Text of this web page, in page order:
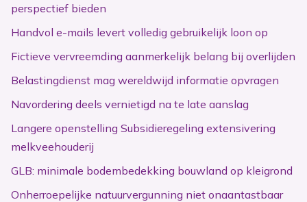
perspectief bieden
Handvol e-mails levert volledig gebruikelijk loon op
Fictieve vervreemding aanmerkelijk belang bij overlijden
Belastingdienst mag wereldwijd informatie opvragen
Navordering deels vernietigd na te late aanslag
Langere openstelling Subsidieregeling extensivering
melkveehouderij
GLB: minimale bodembedekking bouwland op kleigrond
Onherroepelijke natuurvergunning niet onaantastbaar